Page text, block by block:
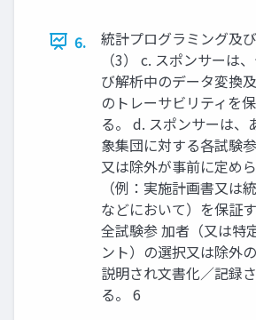
6.
統計プログラミング及
（3） c. スポンサーは
び解析中のデータ変換
のトレーサビリティを
る。 d. スポンサーは、
象集団に対する各試験
又は除外が事前に定め
（例：実施計画書又は
などにおいて）を保証
全試験参 加者（又は特
ント）の選択又は除外
説明され文書化／記録
る。 6